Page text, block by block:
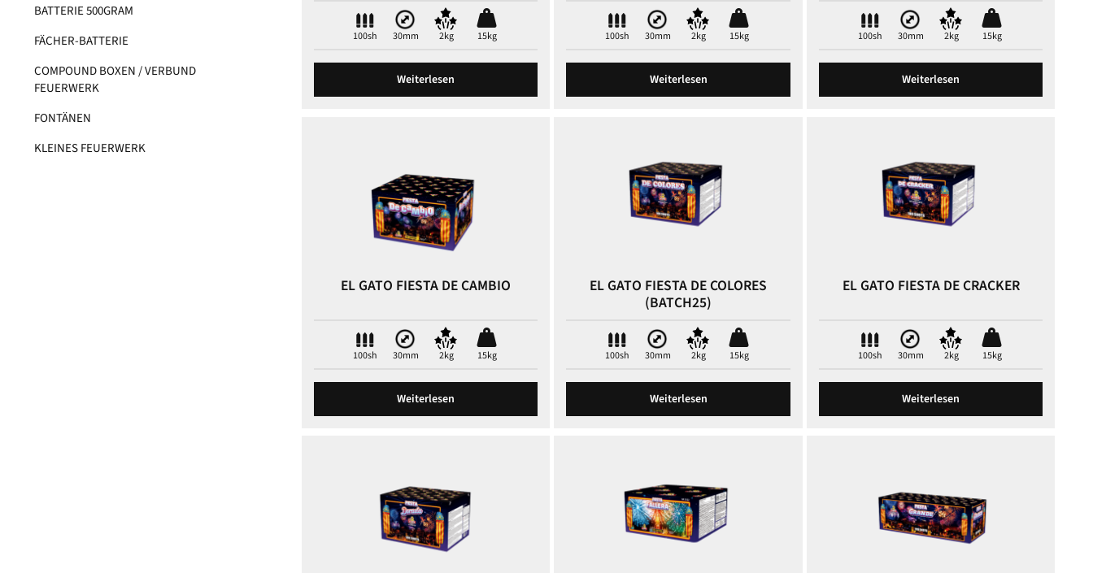
100sh 30mm 2kg 15kg
Weiterlesen
100sh 30mm 2kg 15kg
Weiterlesen
100sh 30mm 2kg 15kg
Weiterlesen
EL GATO FIESTA DE CAMBIO
100sh 30mm 2kg 15kg
Weiterlesen
EL GATO FIESTA DE COLORES
(BATCH25)
100sh 30mm 2kg 15kg
Weiterlesen
EL GATO FIESTA DE CRACKER
100sh 30mm 2kg 15kg
Weiterlesen
BATTERIE 500GRAM
FÄCHER-BATTERIE
COMPOUND BOXEN / VERBUND
FEUERWERK
FONTÄNEN
KLEINES FEUERWERK​